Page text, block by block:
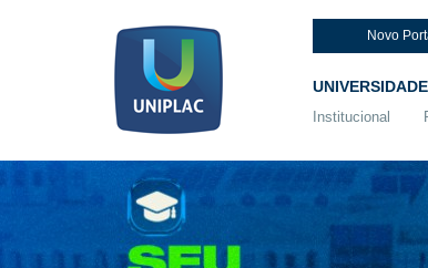
Novo
Institucional